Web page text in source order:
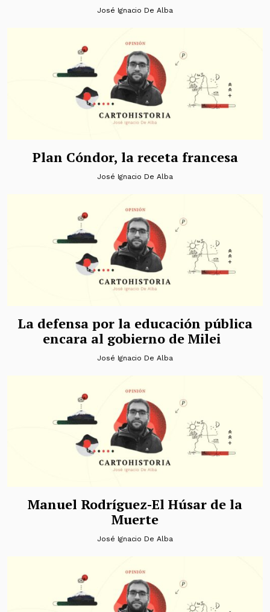
José Ignacio De Alba
Plan Cóndor, la receta francesa
José Ignacio De Alba
La defensa por la educación pública
encara al gobierno de Milei
José Ignacio De Alba
Manuel Rodríguez-El Húsar de la
Muerte
José Ignacio De Alba